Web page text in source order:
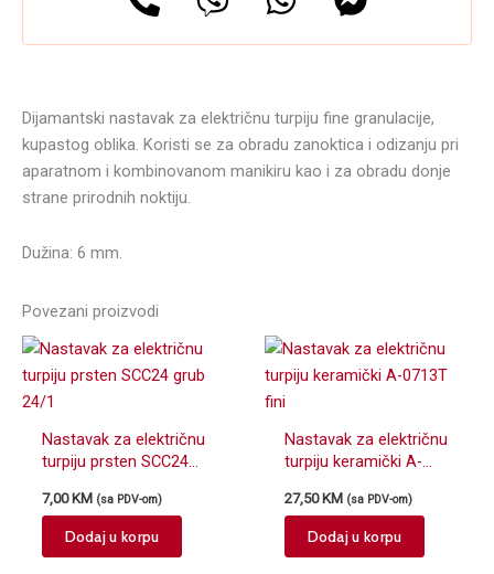
Dijamantski nastavak za električnu turpiju fine granulacije,
kupastog oblika. Koristi se za obradu zanoktica i odizanju pri
aparatnom i kombinovanom manikiru kao i za obradu donje
strane prirodnih noktiju.
Dužina: 6 mm.
Povezani proizvodi
Nastavak za električnu
turpiju prsten SCC24
7,00 KM (sa PDV-om)
Dodaj u korpu
Nastavak za električnu
turpiju keramički A-
27,50 KM (sa PDV-om)
Dodaj u korpu